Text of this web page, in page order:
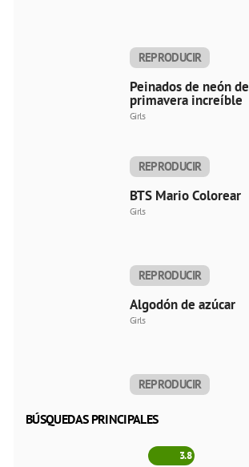
REPRODUCIR
Peinados de neón de
primavera increíble
Girls
REPRODUCIR
BTS Mario Colorear
Girls
REPRODUCIR
AHORA
Algodón de azúcar
Girls
REPRODUCIR
BÚSQUEDAS PRINCIPALES
3.8